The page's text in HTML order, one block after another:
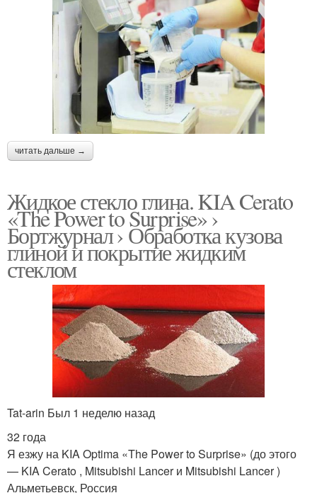
читать дальше →
Жидкое стекло глина. KIA Cerato
«The Power to Surprise» ›
Бортжурнал › Обработка кузова
глиной и покрытие жидким
стеклом
Tat-arin Был 1 неделю назад
32 года
Я езжу на KIA Optima «The Power to Surprise» (до этого
— KIA Cerato , Mitsubishi Lancer и Mitsubishi Lancer )
Альметьевск, Россия